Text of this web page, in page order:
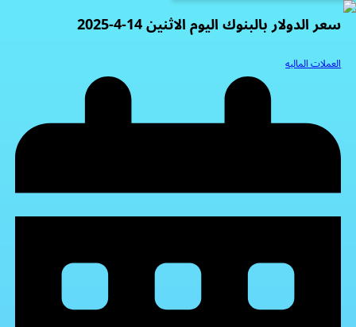
سعر الدولار بالبنوك اليوم الاثنين 14-4-2025
العملات الماليه